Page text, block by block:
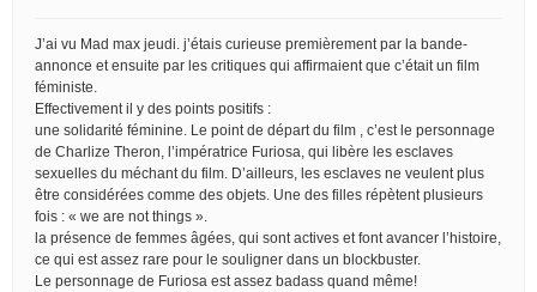
J’ai vu Mad max jeudi. j’étais curieuse premièrement par la bande-
annonce et ensuite par les critiques qui affirmaient que c’était un film
féministe.
Effectivement il y des points positifs :
une solidarité féminine. Le point de départ du film , c’est le personnage
de Charlize Theron, l’impératrice Furiosa, qui libère les esclaves
sexuelles du méchant du film. D’ailleurs, les esclaves ne veulent plus
être considérées comme des objets. Une des filles répètent plusieurs
fois : « we are not things ».
la présence de femmes âgées, qui sont actives et font avancer l’histoire,
ce qui est assez rare pour le souligner dans un blockbuster.
Le personnage de Furiosa est assez badass quand même!